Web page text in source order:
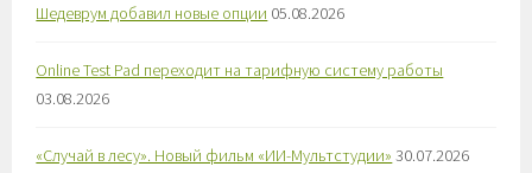
Шедеврум добавил новые опции 05.08.2026
Online Test Pad переходит на тарифную систему работы
03.08.2026
«Случай в лесу». Новый фильм «ИИ-Мультстудии» 30.07.2026